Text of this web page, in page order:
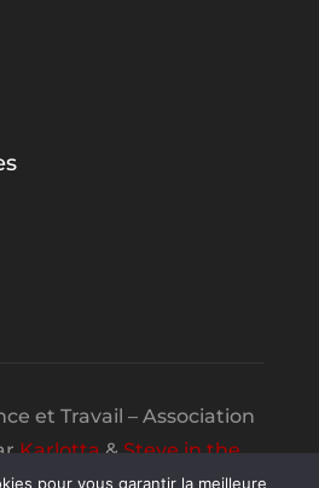
et Travail – Association
Karlotta&Steve in the
Night
pour vous garantir la meilleure